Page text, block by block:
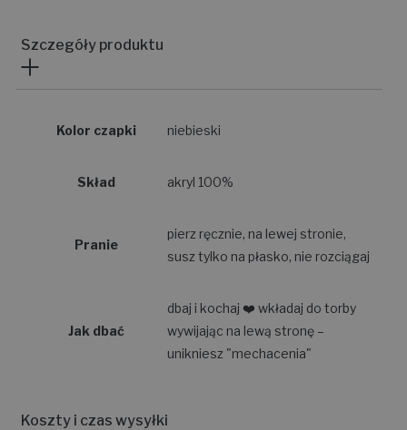
Szczegóły produktu
Kolor czapki niebieski
Skład akryl 100%
Pranie
pierz ręcznie, na lewej stronie,
susz tylko na płasko, nie rozciągaj
Jak dbać
dbaj i kochaj ❤️ wkładaj do torby
wywijając na lewą stronę –
unikniesz "mechacenia"
Koszty i czas wysyłki